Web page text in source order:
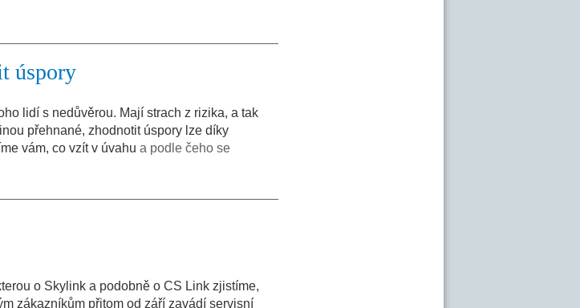
úspory
lidí s nedůvěrou. Mají strach z rizika, a tak
přehnané, zhodnotit úspory lze díky
vám, co vzít v úvahu a podle čeho se
o Skylink a podobně o CS Link zjistíme,
zákazníkům přitom od září zavádí servisní